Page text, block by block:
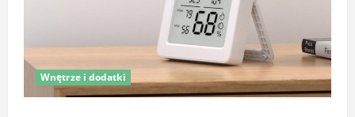
Wnętrze i dodatki